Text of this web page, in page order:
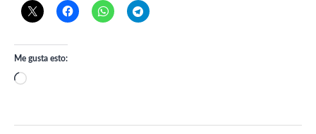
Me gusta esto:
Cargando...